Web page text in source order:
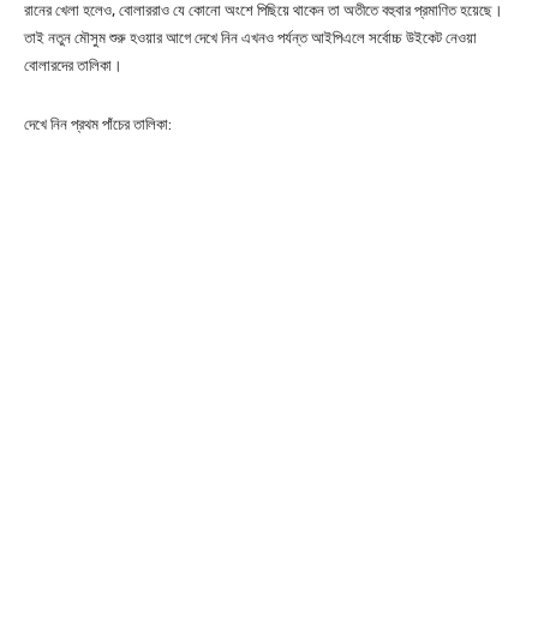
রানের খেলা হলেও, বোলাররাও যে কোনো অংশে পিছিয়ে থাকেন তা অতীতে বহুবার প্রমাণিত হয়েছে।
তাই নতুন মৌসুম শুরু হওয়ার আগে দেখে নিন এখনও পর্যন্ত আইপিএলে সর্বোচ্চ উইকেট নেওয়া
বোলারদের তালিকা।
দেখে নিন প্রথম পাঁচের তালিকা: